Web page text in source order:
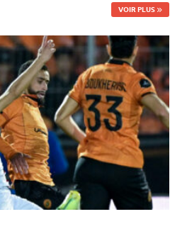
VOIR PLUS